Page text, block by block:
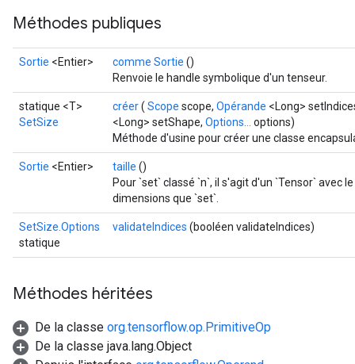
Méthodes publiques
Sortie <Entier> comme Sortie ()
Renvoie le handle symbolique d'un tenseur.
statique <T>
SetSize
créer( Scope scope, Opérande <Long>
<Long> setShape, Options...
options)
Méthode d'usine pour créer une classe
Sortie <Entier> taille ()
Pour `set` classé `n`, il s'agit d'un `Tensor` avec
dimensions que `set`.
SetSize.Options
statique
validateIndices (booléen validateIndices)
Méthodes héritées
De la classe org.tensorflow.op.PrimitiveOp
De la classe java.lang.Object